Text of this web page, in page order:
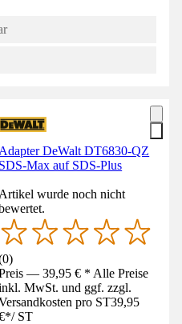
Adapter DeWalt DT6830-QZ
SDS-Max auf SDS-Plus
Artikel wurde noch nicht
0)
— 39,95 € * Alle Preise
MwSt. und ggf. zzgl.
pro ST39,95
*/ ST